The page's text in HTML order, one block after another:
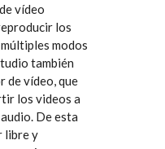
vídeo
los
modos
también
de vídeo, que
los videos a
De esta
libre y